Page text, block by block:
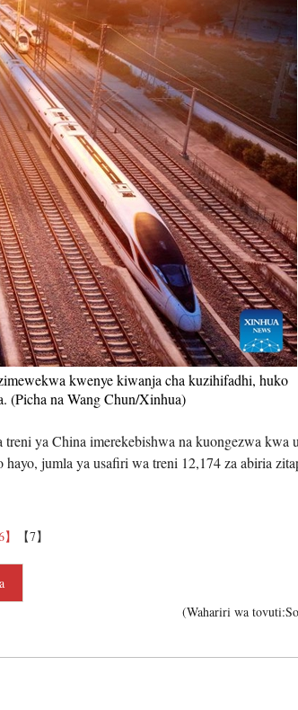
Italiano
Қазақ тілі
ภาษาไทย
Bahasa Melayu
Ελληνικά
Tiếng Việt
اردو
हिन्दी
kwenye kiwanja cha kuzihifadhi, huko
(Picha na Wang Chun/Xinhua)
ya China imerekebishwa na kuongezwa kwa
jumla ya usafiri wa treni 12,174 za abiria
】 【7】
(Wahariri wa